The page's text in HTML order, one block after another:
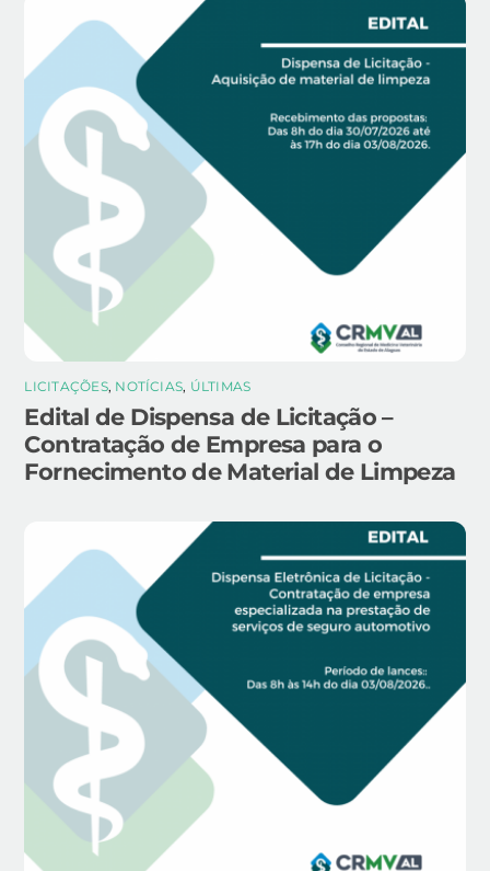
LICITAÇÕES, NOTÍCIAS, ÚLTIMAS
Edital de Dispensa de Licitação –
Contratação de Empresa para o
Fornecimento de Material de Limpeza